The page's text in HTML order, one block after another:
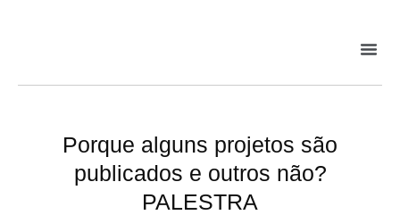
Porque alguns projetos são
publicados e outros não?
PALESTRA